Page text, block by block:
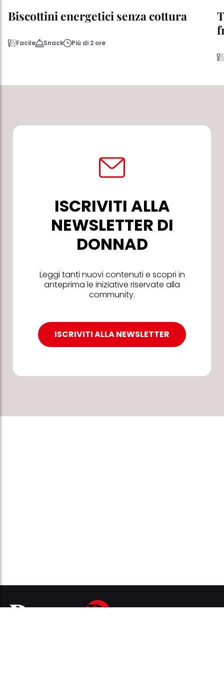
Biscottini energetici senza cottura
Facile Snack Più di 2 ore
ISCRIVITI ALLA
NEWSLETTER DI
DONNAD
Leggi tanti nuovi contenuti e scopri in
anteprima le iniziative riservate alla
community.
ISCRIVITI ALLA NEWSLETTER